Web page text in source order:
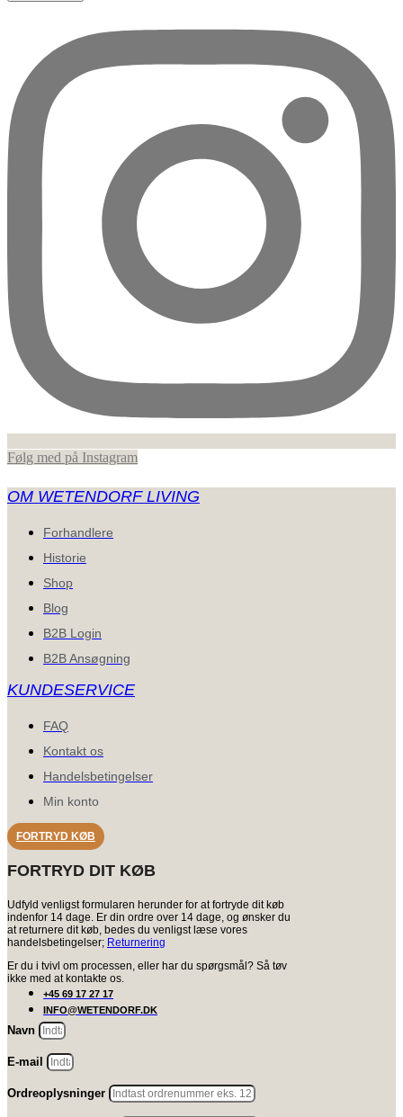
Følg med på Instagram
OM WETENDORF LIVING
Forhandlere
Historie
Shop
Blog
B2B Login
B2B Ansøgning
KUNDESERVICE
FAQ
Kontakt os
Handelsbetingelser
Min konto
FORTRYD KØB
FORTRYD DIT KØB
Udfyld venligst formularen herunder for at fortryde dit køb
indenfor 14 dage. Er din ordre over 14 dage, og ønsker du
at returnere dit køb, bedes du venligst læse vores
handelsbetingelser; Returnering
Er du i tvivl om processen, eller har du spørgsmål? Så tøv
ikke med at kontakte os.
+45 69 17 27 17
INFO@WETENDORF.DK
Navn
E-mail
Ordreoplysninger